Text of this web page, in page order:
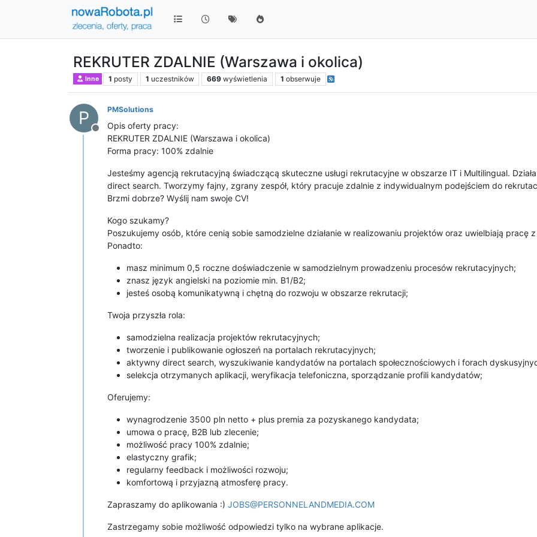
REKRUTER ZDALNIE (Warszawa i okolica)
Inne 1 posty 1 uczestników 669 wyświetlenia 1 obserwuje
P
Niedostępny
PMSolutions
Opis oferty pracy:
REKRUTER ZDALNIE (Warszawa i okolica)
Forma pracy: 100% zdalnie
Jesteśmy agencją rekrutacyjną świadczącą skuteczne usługi rekrutacyjne w obszarze IT i Multilingual.
direct search. Tworzymy fajny, zgrany zespół, który pracuje zdalnie z indywidualnym podejściem do
Brzmi dobrze? Wyślij nam swoje CV!
Kogo szukamy?
Poszukujemy osób, które cenią sobie samodzielne działanie w realizowaniu projektów oraz uwielbiają pracę
Ponadto:
masz minimum 0,5 roczne doświadczenie w samodzielnym prowadzeniu procesów rekrutacyjnych;
znasz język angielski na poziomie min. B1/B2;
jesteś osobą komunikatywną i chętną do rozwoju w obszarze rekrutacji;
Twoja przyszła rola:
samodzielna realizacja projektów rekrutacyjnych;
tworzenie i publikowanie ogłoszeń na portalach rekrutacyjnych;
aktywny direct search, wyszukiwanie kandydatów na portalach społecznościowych i forach
selekcja otrzymanych aplikacji, weryfikacja telefoniczna, sporządzanie profili kandydatów;
Oferujemy:
wynagrodzenie 3500 pln netto + plus premia za pozyskanego kandydata;
umowa o pracę, B2B lub zlecenie;
możliwość pracy 100% zdalnie;
elastyczny grafik;
regularny feedback i możliwości rozwoju;
komfortową i przyjazną atmosferę pracy.
Zapraszamy do aplikowania :) JOBS@PERSONNELANDMEDIA.COM
Zastrzegamy sobie możliwość odpowiedzi tylko na wybrane aplikacje.